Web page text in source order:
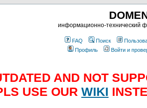
информационно-технический
FAQ Поиск
Профиль
Войти и
AND NOT
USE OUR WIKI